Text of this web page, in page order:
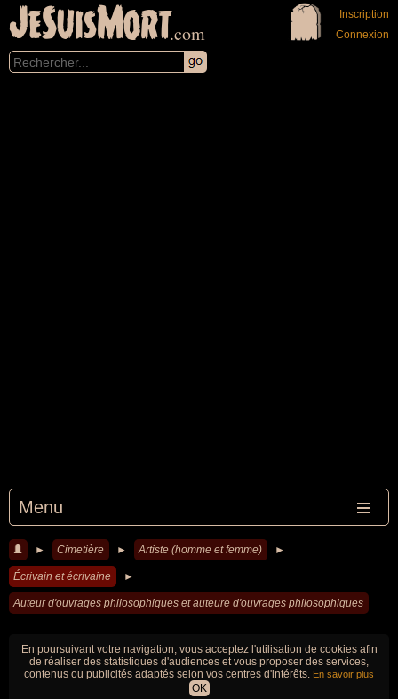
JeSuisMort.com
Menu
Inscription
Connexion
► Cimetière ► Artiste (homme et femme) ►
Écrivain et écrivaine ►
Auteur d'ouvrages philosophiques et auteure d'ouvrages philosophiques
En poursuivant votre navigation, vous acceptez l'utilisation de cookies afin
de réaliser des statistiques d'audiences et vous proposer des services,
contenus ou publicités adaptés selon vos centres d'intérêts. En savoir plus
OK